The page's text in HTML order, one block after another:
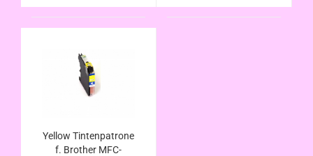
Yellow Tintenpatrone
f. Brother MFC-